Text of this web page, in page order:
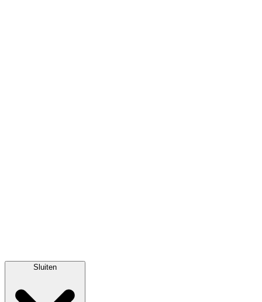
Sluiten